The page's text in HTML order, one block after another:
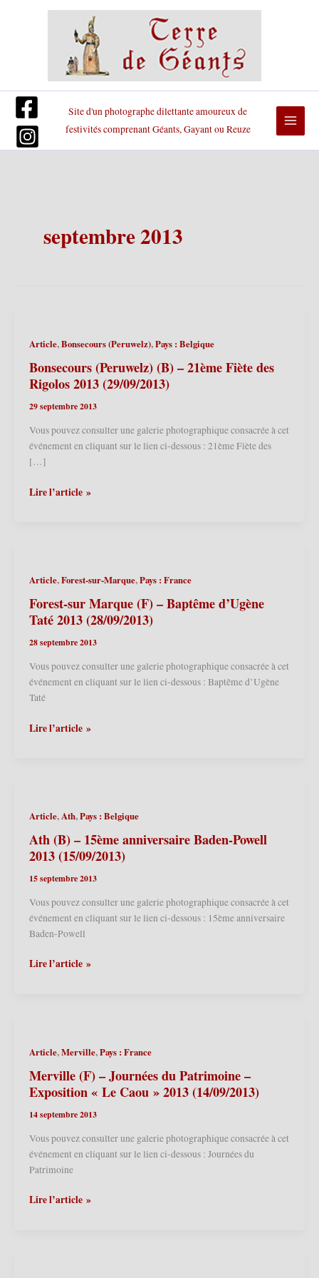
Site d'un photographe dilettante amoureux de
festivités comprenant Géants, Gayant ou Reuze
septembre 2013
Article,Bonsecours (Peruwelz),Pays : Belgique
Bonsecours (Peruwelz) (B) – 21ème Fiète des
Rigolos 2013 (29/09/2013)
29 septembre 2013
Vous pouvez consulter une galerie photographique consacrée à cet
événement en cliquant sur le lien ci-dessous : 21ème Fiète des
[…]
Bonsecours
des
Rigolos
2013
Lire l’article »
Article,Forest-sur-Marque,Pays : France
Forest-sur Marque (F) – Baptême d’Ugène
Taté 2013 (28/09/2013)
28 septembre 2013
Vous pouvez consulter une galerie photographique consacrée à cet
événement en cliquant sur le lien ci-dessous : Baptême d’Ugène
Taté
Forest-
d’Ugène
Taté
2013
Lire l’article »
Article,Ath,Pays : Belgique
Ath (B) – 15ème anniversaire Baden-Powell
2013 (15/09/2013)
15 septembre 2013
Vous pouvez consulter une galerie photographique consacrée à cet
événement en cliquant sur le lien ci-dessous : 15ème anniversaire
Baden-Powell
Ath
Powell
2013
(15/09/2013)
Lire l’article »
Article,Merville,Pays : France
Merville (F) – Journées du Patrimoine –
Exposition « Le Caou » 2013 (14/09/2013)
14 septembre 2013
Vous pouvez consulter une galerie photographique consacrée à cet
événement en cliquant sur le lien ci-dessous : Journées du
Patrimoine
Merville
Lire l’article »